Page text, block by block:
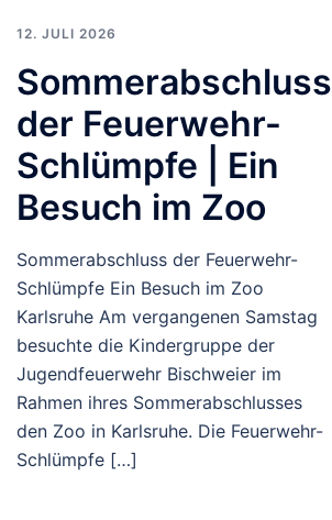
12. JULI 2026
Sommerabschluss
der Feuerwehr-
Schlümpfe | Ein
Besuch im Zoo
Sommerabschluss der Feuerwehr-
Schlümpfe Ein Besuch im Zoo
Karlsruhe Am vergangenen Samstag
besuchte die Kindergruppe der
Jugendfeuerwehr Bischweier im
Rahmen ihres Sommerabschlusses
den Zoo in Karlsruhe. Die Feuerwehr-
Schlümpfe […]